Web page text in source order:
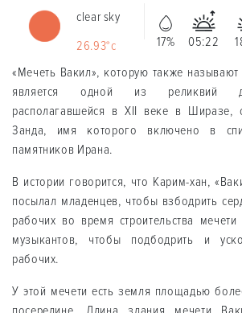
clear sky
26.93°c
17% 05:22
«Мечеть Вакил», которую также называют
является одной из реликвий
располагавшейся в XII веке в Ширазе,
Занда, имя которого включено в
памятников Ирана.
В истории говорится, что Карим-хан,
посылал младенцев, чтобы взбодрить
рабочих во время строительства
музыкантов, чтобы подбодрить и
рабочих.
У этой мечети есть земля площадью